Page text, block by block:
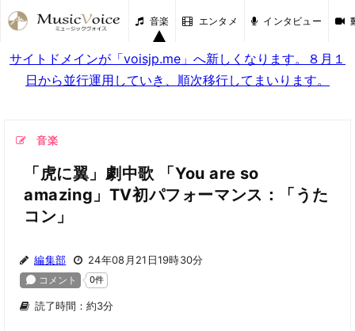
音楽 エンタメ インタビュー
サイトドメインが「voisjp.me」へ新しくなります。８月１
日から並行運用していき、順次移行してまいります。
音楽
「虎に翼」劇中歌 「You are so
amazing」TV初パフォーマンス：「うた
コン」
編集部 24年08月21日19時30分
読了時間：約3分